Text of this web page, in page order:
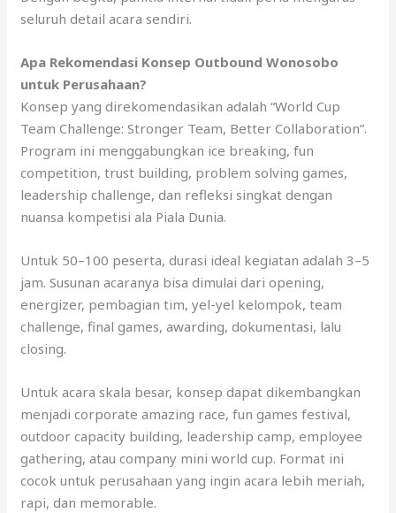
seluruh detail acara sendiri.
Apa Rekomendasi Konsep Outbound Wonosobo
untuk Perusahaan?
Konsep yang direkomendasikan adalah “World Cup
Team Challenge: Stronger Team, Better Collaboration”.
Program ini menggabungkan ice breaking, fun
competition, trust building, problem solving games,
leadership challenge, dan refleksi singkat dengan
nuansa kompetisi ala Piala Dunia.
Untuk 50–100 peserta, durasi ideal kegiatan adalah 3–5
jam. Susunan acaranya bisa dimulai dari opening,
energizer, pembagian tim, yel-yel kelompok, team
challenge, final games, awarding, dokumentasi, lalu
closing.
Untuk acara skala besar, konsep dapat dikembangkan
menjadi corporate amazing race, fun games festival,
outdoor capacity building, leadership camp, employee
gathering, atau company mini world cup. Format ini
cocok untuk perusahaan yang ingin acara lebih meriah,
rapi, dan memorable.